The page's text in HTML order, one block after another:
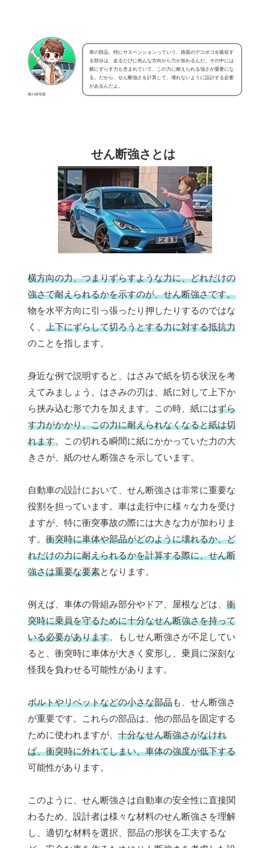
車の研究家
車の部品、特にサスペンションっていう、路面のデコボコを吸収す
る部分は、走るたびに色んな方向から力が加わるんだ。その中には
横にずらす力も含まれていて、この力に耐えられる強さが重要にな
る。だから、せん断強さを計算して、壊れないように設計する必要
があるんだよ。
せん断強さとは
横方向の力、つまりずらすような力に、どれだけの
強さで耐えられるかを示すのが、せん断強さです。
物を水平方向に引っ張ったり押したりするのではな
く、 上下にずらして切ろうとする力に対する抵抗力
のことを指します。
身近な例で説明すると、はさみで紙を切る状況を考
えてみましょう。はさみの刃は、紙に対して上下か
ら挟み込む形で力を加えます。この時、紙にはずら
す力がかかり、この力に耐えられなくなると紙は切
れます。この切れる瞬間に紙にかかっていた力の大
きさが、紙のせん断強さを示しています。
自動車の設計において、せん断強さは非常に重要な
役割を担っています。車は走行中に様々な力を受け
ますが、特に衝突事故の際には大きな力が加わりま
す。 衝突時に車体や部品がどのように壊れるか、ど
れだけの力に耐えられるかを計算する際に、せん断
強さは重要な要素となります。
例えば、車体の骨組み部分やドア、屋根などは、 衝
突時に乗員を守るために十分なせん断強さを持って
いる必要があります。もしせん断強さが不足してい
ると、衝突時に車体が大きく変形し、乗員に深刻な
怪我を負わせる可能性があります。
ボルトやリベットなどの小さな部品も、せん断強さ
が重要です。これらの部品は、他の部品を固定する
ために使われますが、 十分なせん断強さがなけれ
ば、衝突時に外れてしまい、車体の強度が低下する
可能性があります。
このように、せん断強さは自動車の安全性に直接関
わるため、設計者は様々な材料のせん断強さを理解
し、適切な材料を選択、部品の形状を工夫するな